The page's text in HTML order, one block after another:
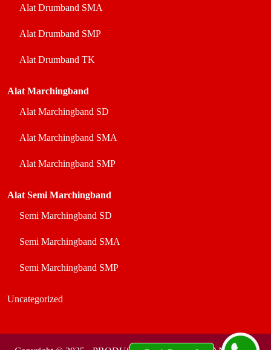
Alat Drumband SMA
Alat Drumband SMP
Alat Drumband TK
Alat Marchingband
Alat Marchingband SD
Alat Marchingband SMA
Alat Marchingband SMP
Alat Semi Marchingband
Semi Marchingband SD
Semi Marchingband SMA
Semi Marchingband SMP
Uncategorized